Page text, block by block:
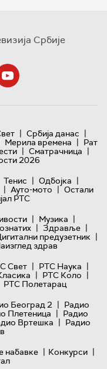
Србије
| Србија данас |
Мерила времена | Рат
| Сматрачница |
2026
Тенис | Одбојка |
| Ауто-мото | Остали
РТС
| Музика |
| Здравље |
предузетник |
здрав
Свет | РТС Наука |
| РТС Коло |
РТС Полетарац
Београд 2 | Радио
Плетеница | Радио
Вртешка | Радио
набавке | Конкурси |